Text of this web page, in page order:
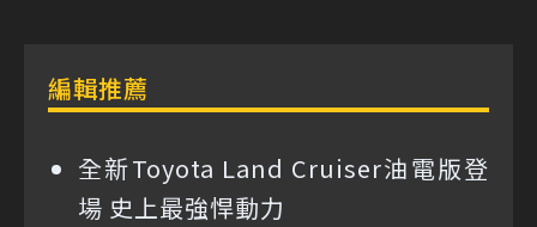
編輯推薦
全新Toyota Land Cruiser油電版登
場 史上最強悍動力